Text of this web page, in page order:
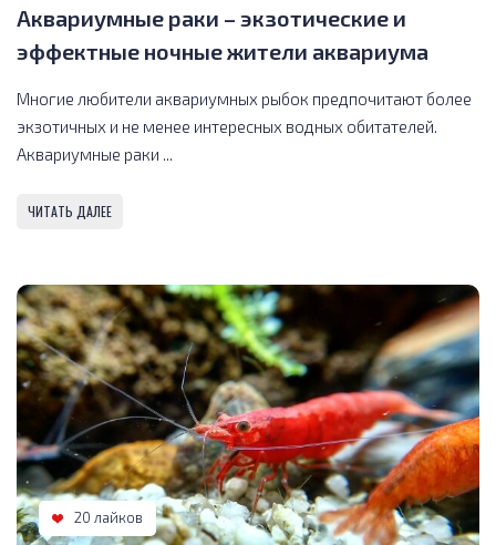
Аквариумные раки – экзотические и
эффектные ночные жители аквариума
Многие любители аквариумных рыбок предпочитают более
экзотичных и не менее интересных водных обитателей.
Аквариумные раки ...
ЧИТАТЬ ДАЛЕЕ
20 лайков